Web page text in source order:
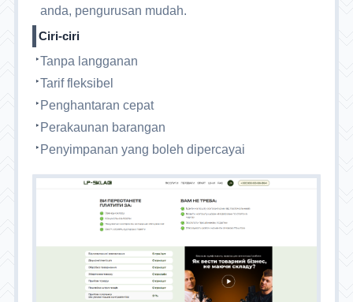
anda, pengurusan mudah.
Ciri-ciri
Tanpa langganan
Tarif fleksibel
Penghantaran cepat
Perakaunan barangan
Penyimpanan yang boleh dipercayai